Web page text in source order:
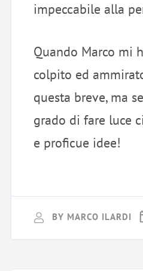
impeccabile alla
Quando Marco mi
colpito ed
questa breve, ma
grado di fare luce
e proficue idee!
BY MARCO ILARDI